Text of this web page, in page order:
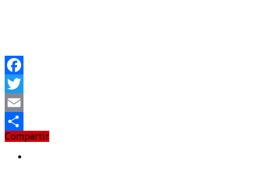
Facebook
Twitter
Email
Compartir
Compartir